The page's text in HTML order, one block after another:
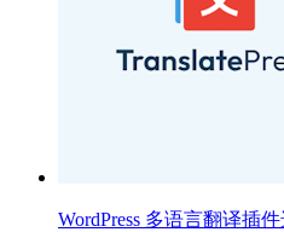
WordPress 多语言翻译插件